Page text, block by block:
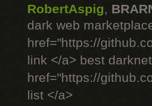
RobertAspig,
dark web
href="https://
link </a> best
href="https://
list </a>